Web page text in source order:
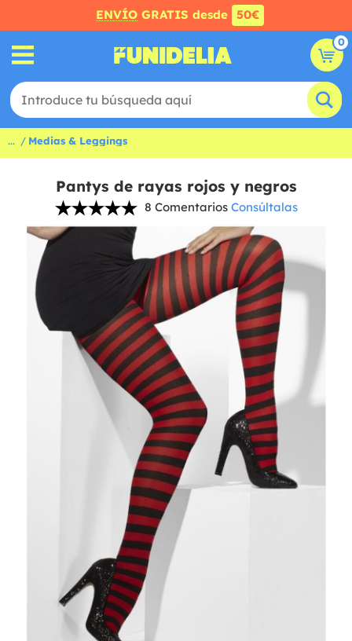
ENVÍO GRATIS desde 50€
0
... Medias & Leggings
Pantys de rayas rojos y negros
8 Comentarios Consúltalas